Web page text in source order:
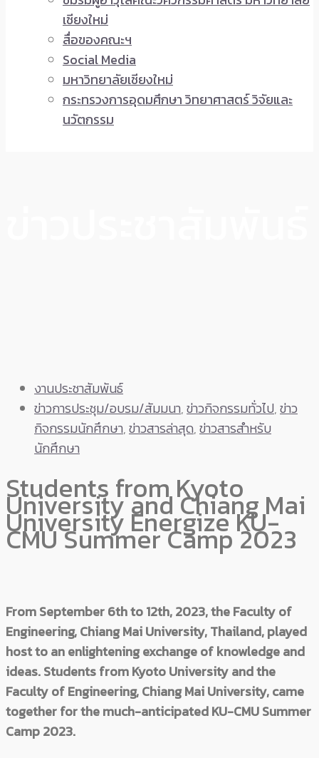
เชียงใหม่
สื่อของคณะฯ
Social Media
มหาวิทยาลัยเชียงใหม่
กระทรวงการอุดมศึกษา วิทยาศาสตร์ วิจัยและ
นวัตกรรม
งานประชาสัมพันธ์
ข่าวการประชุม/อบรม/สัมมนา,ข่าวกิจกรรมทั่วไป,ข่าว
กิจกรรมนักศึกษา,ข่าวสารล่าสุด,ข่าวสารสำหรับ
นักศึกษา
Students from Kyoto
University and Chiang Mai
University Energize KU-
CMU Summer Camp 2023
From September 6th to 12th, 2023, the Faculty of
Engineering, Chiang Mai University, Thailand, played
host to an enlightening exchange of knowledge and
ideas. Students from Kyoto University and the
Faculty of Engineering, Chiang Mai University, came
together for the much-anticipated KU-CMU Summer
Camp 2023.